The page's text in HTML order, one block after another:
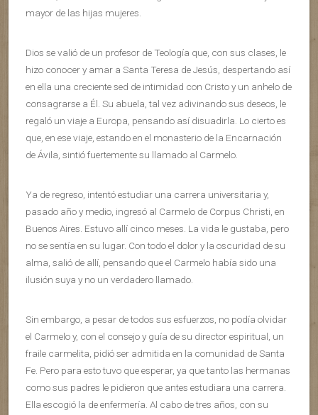
mayor de las hijas mujeres.
Dios se valió de un profesor de Teología que, con sus clases, le
hizo conocer y amar a Santa Teresa de Jesús, despertando así
en ella una creciente sed de intimidad con Cristo y un anhelo de
consagrarse a Él. Su abuela, tal vez adivinando sus deseos, le
regaló un viaje a Europa, pensando así disuadirla. Lo cierto es
que, en ese viaje, estando en el monasterio de la Encarnación
de Ávila, sintió fuertemente su llamado al Carmelo.
Ya de regreso, intentó estudiar una carrera universitaria y,
pasado año y medio, ingresó al Carmelo de Corpus Christi, en
Buenos Aires. Estuvo allí cinco meses. La vida le gustaba, pero
no se sentía en su lugar. Con todo el dolor y la oscuridad de su
alma, salió de allí, pensando que el Carmelo había sido una
ilusión suya y no un verdadero llamado.
Sin embargo, a pesar de todos sus esfuerzos, no podía olvidar
el Carmelo y, con el consejo y guía de su director espiritual, un
fraile carmelita, pidió ser admitida en la comunidad de Santa
Fe. Pero para esto tuvo que esperar, ya que tanto las hermanas
como sus padres le pidieron que antes estudiara una carrera.
Ella escogió la de enfermería. Al cabo de tres años, con su